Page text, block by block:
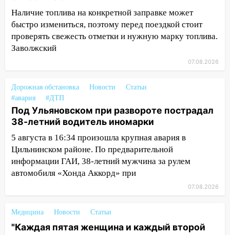
14:04 Жару смоет ливнями: прогноз
погоды в Ульяновской области на
выходные 8-9 августа
13:20
В Ульяновске за один день
обокрали женщину на пляже и
подростка в сквере
13:01 В Димитровграде мужчина
выбросил из машины страйкбольную
гранату: его задержали
12:31 Ульяновец хотел купить иномарку
Наличие топлива на конкретной заправке может
быстро измениться, поэтому перед поездкой стоит
проверять свежесть отметки и нужную марку топлива.
Заволжский
07.08.2026
Дорожная обстановка Новости
Статьи
#авария
#ДТП
Под Ульяновском при развороте пострадал
38-летний водитель иномарки
5 августа в 16:34 произошла крупная авария в
Цильнинском районе. По предварительной
информации ГАИ, 38-летний мужчина за рулем
автомобиля «Хонда Аккорд» при
07.08.2026
Медицина Новости Статьи
"Каждая пятая женщина и каждый второй